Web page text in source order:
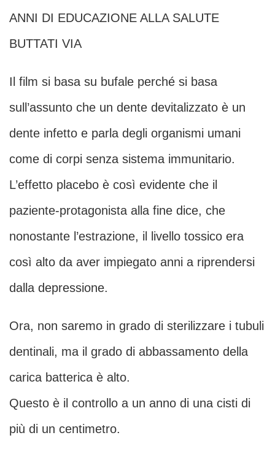
ANNI DI EDUCAZIONE ALLA SALUTE
BUTTATI VIA
Il film si basa su bufale perché si basa
sull’assunto che un dente devitalizzato è un
dente infetto e parla degli organismi umani
come di corpi senza sistema immunitario.
L’effetto placebo è così evidente che il
paziente-protagonista alla fine dice, che
nonostante l’estrazione, il livello tossico era
così alto da aver impiegato anni a riprendersi
dalla depressione.
Ora, non saremo in grado di sterilizzare i tubuli
dentinali, ma il grado di abbassamento della
carica batterica è alto.
Questo è il controllo a un anno di una cisti di
più di un centimetro.